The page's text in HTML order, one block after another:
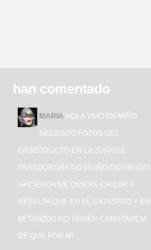
han comentado
MARIA HOLA VIVO EN MIÑO
NECESITO FOTOS DEL
GASEODUCTO EN LA ZONA DE
TRASDOROÑA NO MUIÑO DO PRADO.
HACIENDA ME QUIERE CRUJIR Y
RESULTA QUE EN EL CATASTRO Y EN
BETANZOS NO TIENEN CONSTANCIA
DE QUE POR MI...